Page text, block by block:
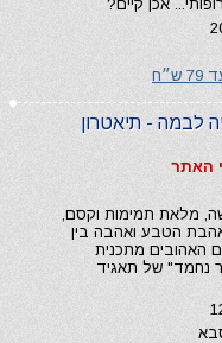
אכן קיים?
לבמה - תיאטרון
האתר
מלאת תמימות וקסם,
הטבע ואהבה בין
האהובים מתכנית
נחמד" של תאגיד